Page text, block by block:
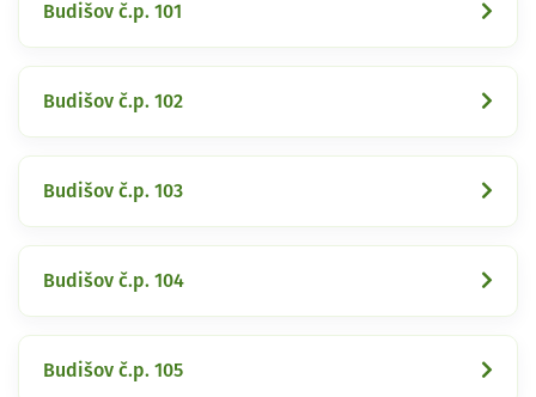
Budišov č.p. 101
Budišov č.p. 102
Budišov č.p. 103
Budišov č.p. 104
Budišov č.p. 105